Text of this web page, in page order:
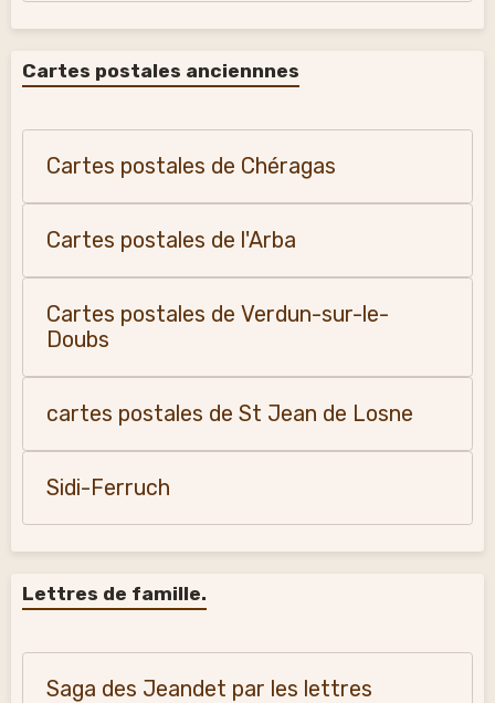
Cartes postales anciennnes
Cartes postales de Chéragas
Cartes postales de l'Arba
Cartes postales de Verdun-sur-le-
Doubs
cartes postales de St Jean de Losne
Sidi-Ferruch
Lettres de famille.
Saga des Jeandet par les lettres